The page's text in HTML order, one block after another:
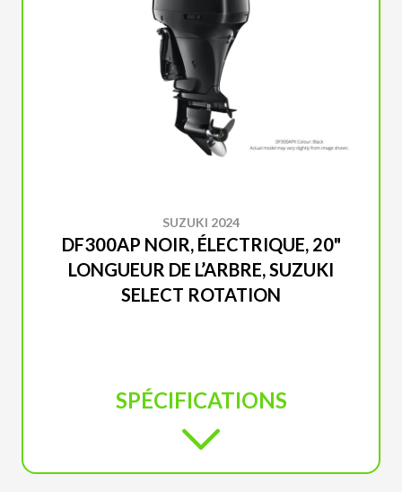
SUZUKI 2024
DF300AP NOIR, ÉLECTRIQUE, 20"
LONGUEUR DE L’ARBRE, SUZUKI
SELECT ROTATION
SPÉCIFICATIONS